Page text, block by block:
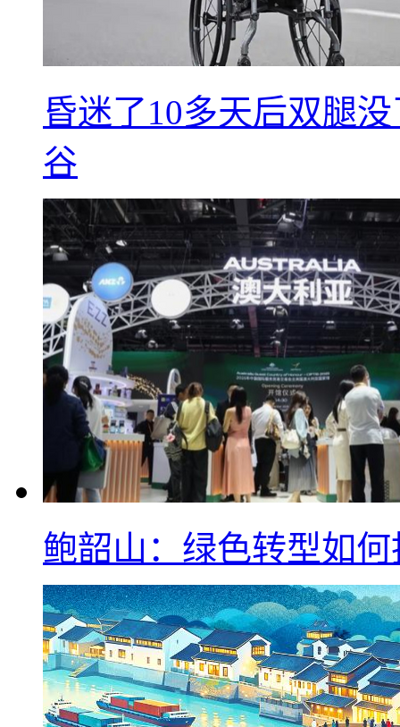
昏迷了10多天后双腿
谷
鲍韶山：绿色转型如